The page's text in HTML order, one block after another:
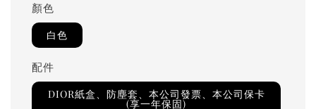
顏色
白色
配件
DIOR紙盒、防塵套、本公司發票、本公司保卡
(享一年保固)